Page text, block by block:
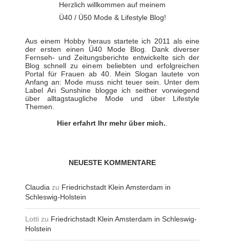
Herzlich willkommen auf meinem
Ü40 / Ü50 Mode & Lifestyle Blog!
Aus einem Hobby heraus startete ich 2011 als eine
der ersten einen Ü40 Mode Blog. Dank diverser
Fernseh- und Zeitungsberichte entwickelte sich der
Blog schnell zu einem beliebten und erfolgreichen
Portal für Frauen ab 40. Mein Slogan lautete von
Anfang an: Mode muss nicht teuer sein. Unter dem
Label Ari Sunshine blogge ich seither vorwiegend
über alltagstaugliche Mode und über Lifestyle
Themen.
Hier erfahrt Ihr mehr über mich..
NEUESTE KOMMENTARE
Claudia zu Friedrichstadt Klein Amsterdam in
Schleswig-Holstein
Lotti zu Friedrichstadt Klein Amsterdam in Schleswig-
Holstein